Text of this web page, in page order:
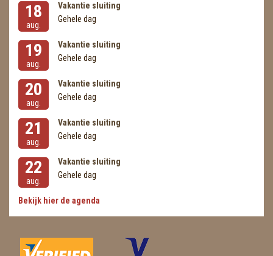
18
aug.
Vakantie sluiting
Gehele dag
19
aug.
Vakantie sluiting
Gehele dag
20
aug.
Vakantie sluiting
Gehele dag
21
aug.
Vakantie sluiting
Gehele dag
22
aug.
Vakantie sluiting
Gehele dag
Bekijk hier de agenda